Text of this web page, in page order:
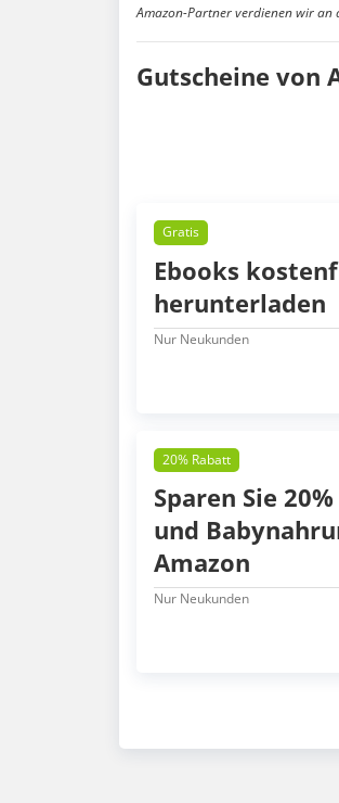
Amazon-Partner verdienen wir an
Gutscheine von
Gratis
Ebooks
herunterladen
Nur Neukunden
20% Rabatt
Sparen Sie
und
Amazon
Nur Neukunden